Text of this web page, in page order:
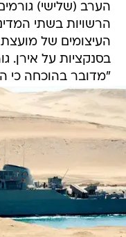
הערב (שלישי)
הרשויות בשתי
העיצומים של
בסנקציות על אירן.
"מדובר בהוכחה כי